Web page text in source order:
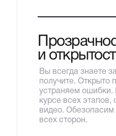
Вы всегда знаете
получите. Открыто
устраняем ошибки.
курсе всех этапов,
видео. Обезопасим
всех сторон.
и